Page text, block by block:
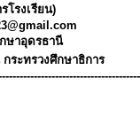
โรงเรียน)
ษาอุดรธานี
ระทรวงศึกษาธิการ